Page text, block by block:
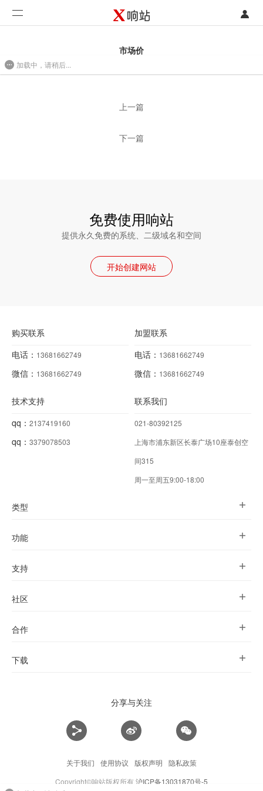
注册
开发类型
市场价
上一篇
下一篇
免费使用响站
提供永久免费的系统、二级域名和空间
开始创建网站
购买联系
电话： 13681662749
微信： 13681662749
加盟联系
电话： 13681662749
微信： 13681662749
技术支持
qq： 2137419160
qq： 3379078503
联系我们
021-80392125
上海市浦东新区长泰广场10座泰创空
间315
周一至周五9:00-18:00
类型
功能
支持
社区
合作
下载
分享与关注
关于我们 使用协议 版权声明
隐私政策
Copyright©响站版权所有沪ICP备13031870号-5
加载中，请稍后...